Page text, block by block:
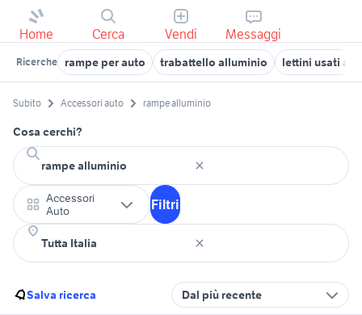
Home Cerca Vendi Messaggi
Ricerche rampe per auto trabattello alluminio lettini usati
Subito Accessori auto rampe alluminio
Cosa cerchi?
Accessori
Auto
Filtri
Salva ricerca Dal più recente